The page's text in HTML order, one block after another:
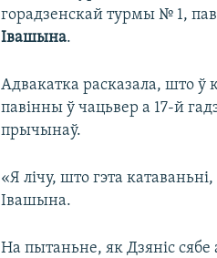
горадзенскай турмы № 1,
Івашына.
Адвакатка расказала, што ў
павінны ў чацьвер а 17-й
прычынаў.
«Я лічу, што гэта
Івашына.
На пытаньне, як Дзяніс